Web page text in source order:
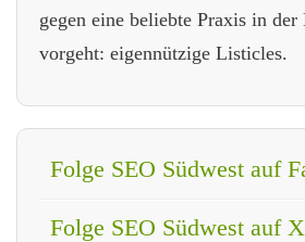
gegen eine beliebte Praxis in
vorgeht: eigennützige Listicles.
Folge SEO Südwest auf
Folge SEO Südwest auf